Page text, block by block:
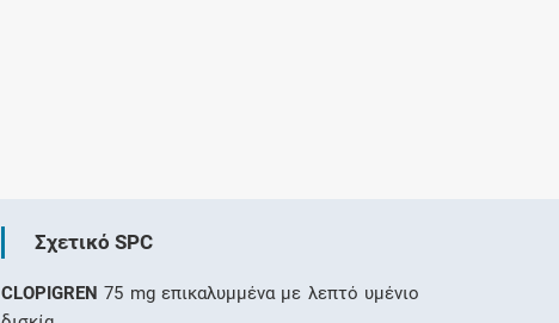
Σχετικό SPC
CLOPIGREN 75 mg επικαλυμμένα με λεπτό υμένιο